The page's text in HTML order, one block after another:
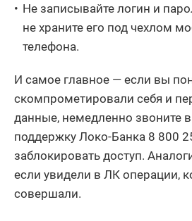
Не записывайте логин и
не храните его под чехлом
телефона.
И самое главное — если вы
скомпрометировали себя и
данные, немедленно звоните
поддержку Локо-Банка 8 800
заблокировать доступ.
если увидели в ЛК операции,
совершали.